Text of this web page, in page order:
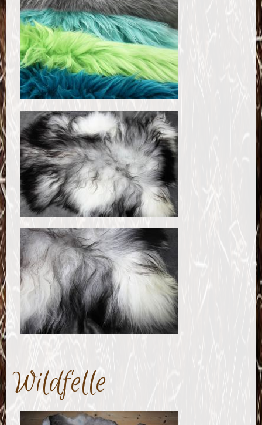
Wildfelle